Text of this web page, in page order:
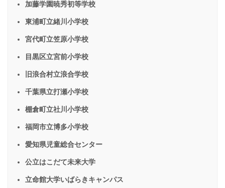
加藤学園暁秀初等学校
東浦町立緒川小学校
宮代町立笠原小学校
目黒区立宮前小学校
旧浪合村立浪合学校
千葉県立打瀬小学校
棚倉町立社川小学校
福岡市立博多小学校
愛知県児童総合センター
公立はこだて未来大学
立命館大学いばらきキャンパス